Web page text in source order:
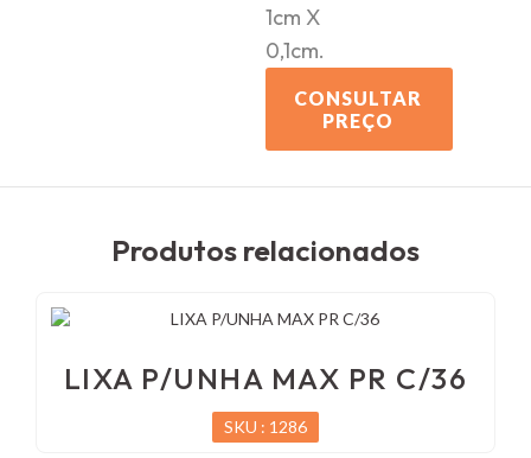
1cm X
0,1cm.
CONSULTAR
PREÇO
Produtos relacionados
LIXA P/UNHA MAX PR C/36
SKU : 1286